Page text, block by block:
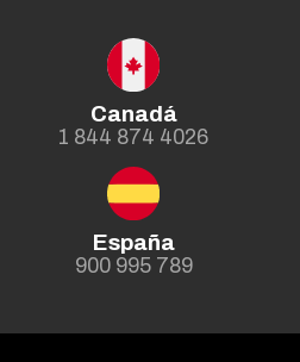
Canadá
1 844 874 4026
España
900 995 789